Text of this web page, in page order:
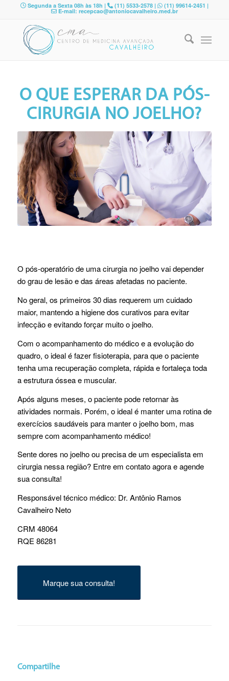
Segunda a Sexta 08h às 18h | (11) 5533-2578 | (11) 99614-2451 |
E-mail: recepcao@antoniocavalheiro.med.br
O QUE ESPERAR DA PÓS-
CIRURGIA NO JOELHO?
O pós-operatório de uma cirurgia no joelho vai depender
do grau de lesão e das áreas afetadas no paciente.
No geral, os primeiros 30 dias requerem um cuidado
maior, mantendo a higiene dos curativos para evitar
infecção e evitando forçar muito o joelho.
Com o acompanhamento do médico e a evolução do
quadro, o ideal é fazer fisioterapia, para que o paciente
tenha uma recuperação completa, rápida e fortaleça toda
a estrutura óssea e muscular.
Após alguns meses, o paciente pode retornar às
atividades normais. Porém, o ideal é manter uma rotina de
exercícios saudáveis para manter o joelho bom, mas
sempre com acompanhamento médico!
Sente dores no joelho ou precisa de um especialista em
cirurgia nessa região? Entre em contato agora e agende
sua consulta!
Responsável técnico médico: Dr. Antônio Ramos
Cavalheiro Neto
CRM 48064
RQE 86281
Marque sua consulta!
Compartilhe